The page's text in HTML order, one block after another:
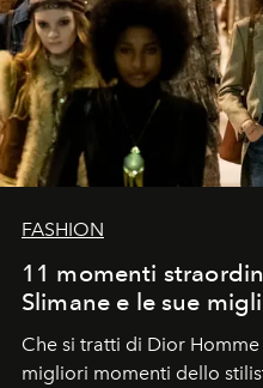
FASHION
11 momenti
Slimane e le sue
Che si tratti di Dior
migliori momenti dello